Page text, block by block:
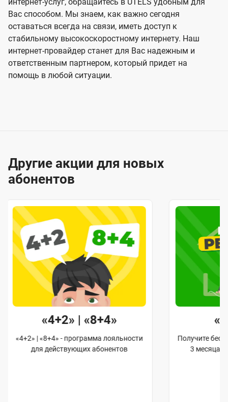
Вас способом. Мы знаем, как важно сегодня
оставаться всегда на связи, иметь доступ к
стабильному высокоскоростному интернету. Наш
интернет-провайдер станет для Вас надежным и
ответственным партнером, который придет на
помощь в любой ситуации.
Другие акции для новых
абонентов
«4+2» | «8+4»
«4+2» | «8+4» - программа лояльности
для действующих абонентов
Получите
3 месяца